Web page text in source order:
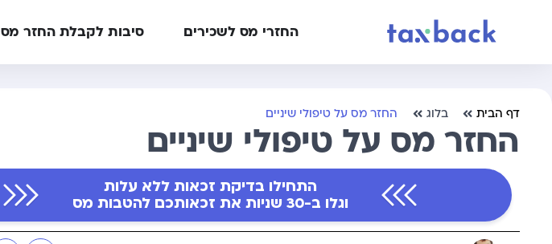
החזרי מס לשכירים סיבות לקבלת החזר מס
דף הבית בלוג החזר מס על טיפולי שיניים
החזר מס על טיפולי שיניים
התחילו בדיקת זכאות ללא עלות
וגלו ב-30 שניות את זכאותכם להטבות מס